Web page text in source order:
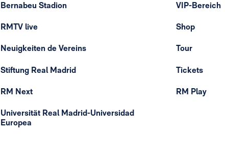
Bernabeu Stadion
RMTV live
Neuigkeiten de Vereins
Stiftung Real Madrid
RM Next
Universität Real Madrid-Universidad
Europea
VIP-Bereich
Shop
Tour
Tickets
RM Play